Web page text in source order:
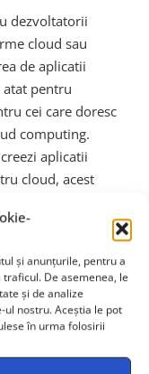
și anunțurile, pentru a
De asemenea, le
și de analize
nostru. Aceștia le pot
în urma folosirii
dezvoltatorii
cloud sau
de aplicatii
atat pentru
cei care doresc
computing.
aplicatii
cloud, acest
un pas important
roluri mai
Solutions
pasi